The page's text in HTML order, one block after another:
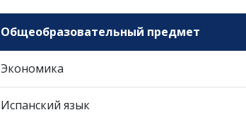
Общеобразовательный предмет
Экономика
Испанский язык